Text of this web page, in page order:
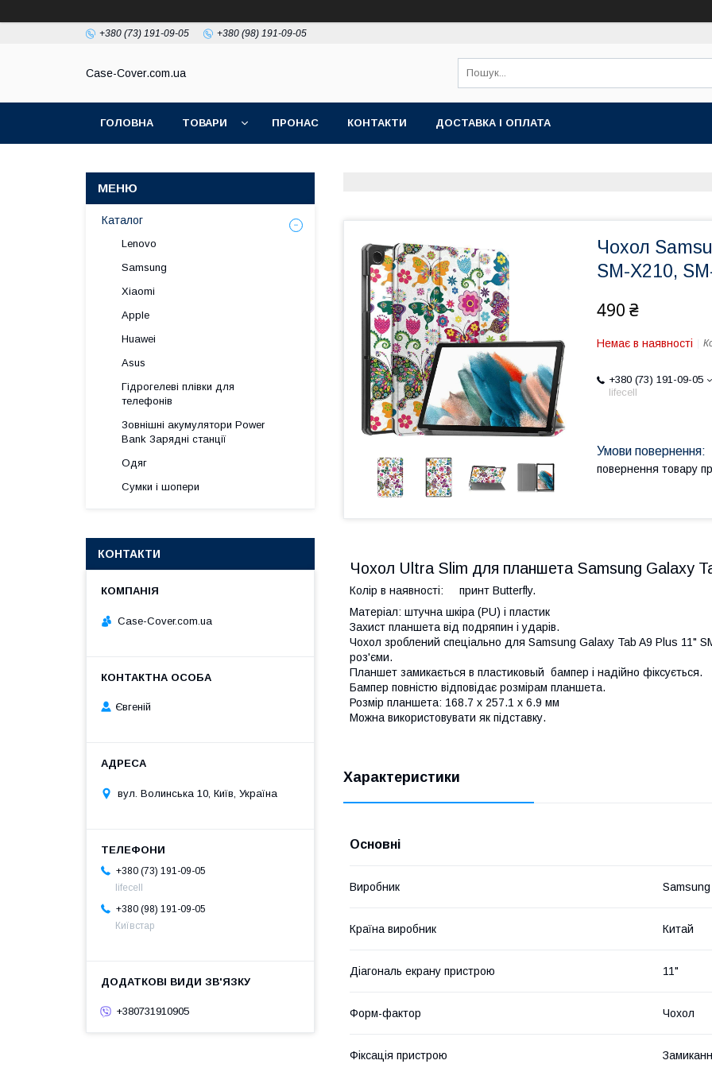
+380 (73) 191-09-05 +380 (98) 191-09-05
Case-Cover.com.ua
ГОЛОВНА ТОВАРИ ПРОНАС КОНТАКТИ ДОСТАВКА І ОПЛАТА
Чохол
SM-X210,
490 ₴
Немає в наявності
+380 (73) 191-09-05
lifecell
повернення товару
Чохол Ultra Slim для планшета Samsung Galaxy
Колір в наявності: принт Butterfly.
Матеріал: штучна шкіра (PU) і пластик
Захист планшета від подряпин і ударів.
Чохол зроблений спеціально для Samsung Galaxy Tab A9 Plus 11"
роз'єми.
Планшет замикається в пластиковый бампер і надійно фіксується.
Бампер повністю відповідає розмірам планшета.
Розмір планшета: 168.7 x 257.1 x 6.9 мм
Можна використовувати як підставку.
Характеристики
Основні
Виробник Samsung
Країна виробник Китай
Діагональ екрану пристрою 11"
Форм-фактор Чохол
Фіксація пристрою
Каталог
Lenovo
Samsung
Xiaomi
Apple
Huawei
Asus
Гідрогелеві плівки для
телефонів
Зовнішні акумулятори Power
Bank Зарядні станції
Одяг
Сумки і шопери
КОНТАКТИ
Case-Cover.com.ua
Євгеній
вул. Волинська 10, Київ, Україна
+380 (73) 191-09-05
lifecell
+380 (98) 191-09-05
Київстар
+380731910905